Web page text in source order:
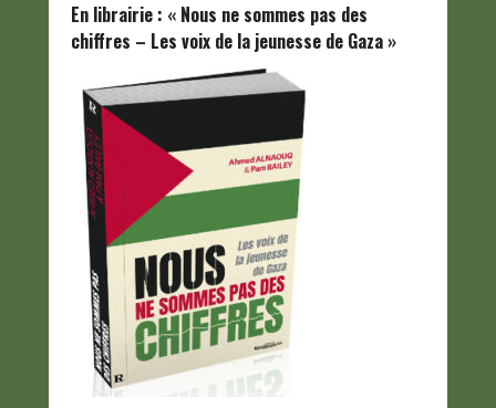
En librairie : « Nous ne sommes pas des
chiffres – Les voix de la jeunesse de Gaza »